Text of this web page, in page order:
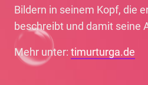
Bildern in seinem Kopf, die
beschreibt und damit seine
Mehr unter: timurturga.de